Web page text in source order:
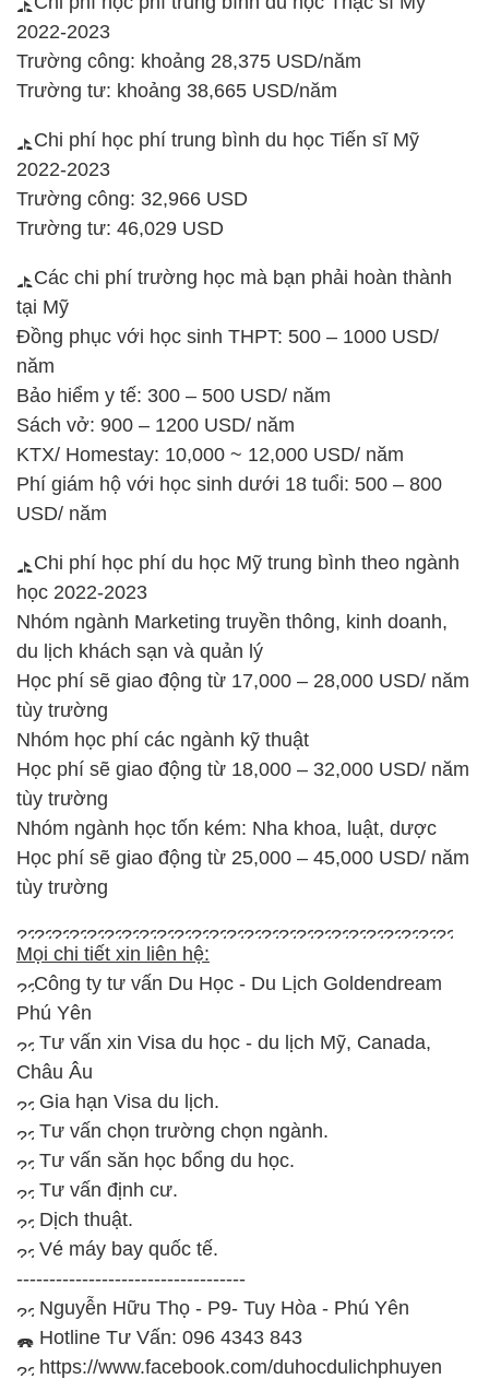
2022-2023
Trường công: khoảng 28,375 USD/năm
Trường tư: khoảng 38,665 USD/năm
Chi phí học phí trung bình du học Tiến sĩ Mỹ
2022-2023
Trường công: 32,966 USD
Trường tư: 46,029 USD
Các chi phí trường học mà bạn phải hoàn thành
tại Mỹ
Đồng phục với học sinh THPT: 500 – 1000 USD/
năm
Bảo hiểm y tế: 300 – 500 USD/ năm
Sách vở: 900 – 1200 USD/ năm
KTX/ Homestay: 10,000 ~ 12,000 USD/ năm
Phí giám hộ với học sinh dưới 18 tuổi: 500 – 800
USD/ năm
Chi phí học phí du học Mỹ trung bình theo ngành
học 2022-2023
Nhóm ngành Marketing truyền thông, kinh doanh,
du lịch khách sạn và quản lý
Học phí sẽ giao động từ 17,000 – 28,000 USD/ năm
tùy trường
Nhóm học phí các ngành kỹ thuật
Học phí sẽ giao động từ 18,000 – 32,000 USD/ năm
tùy trường
Nhóm ngành học tốn kém: Nha khoa, luật, dược
Học phí sẽ giao động từ 25,000 – 45,000 USD/ năm
tùy trường
Mọi chi tiết xin liên hệ:
Công ty tư vấn Du Học - Du Lịch Goldendream
Phú Yên
Tư vấn xin Visa du học - du lịch Mỹ, Canada,
Châu Âu
Gia hạn Visa du lịch.
Tư vấn chọn trường chọn ngành.
Tư vấn săn học bổng du học.
Tư vấn định cư.
Dịch thuật.
Vé máy bay quốc tế.
-----------------------------------
Nguyễn Hữu Thọ - P9- Tuy Hòa - Phú Yên
Hotline Tư Vấn: 096 4343 843
https://www.facebook.com/duhocdulichphuyen